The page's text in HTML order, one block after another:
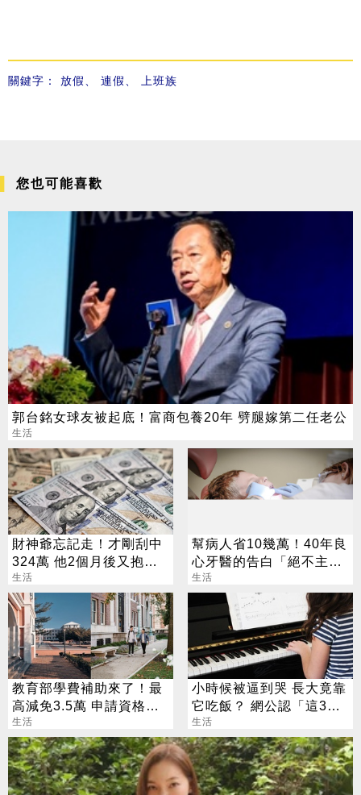
關鍵字： 放假 連假 上班族
您也可能喜歡
郭台銘女球友被起底！富商包養20年 劈腿嫁第二任老公
生活
財神爺忘記走！才剛刮中
324萬 他2個月後又抱回
3243萬
生活
幫病人省10幾萬！40年良
心牙醫的告白「絕不主動
叫病人植牙」
生活
教育部學費補助來了！最
高減免3.5萬 申請資格一
次看
生活
小時候被逼到哭 長大竟靠
它吃飯？ 網公認「這3
招」最划算
生活